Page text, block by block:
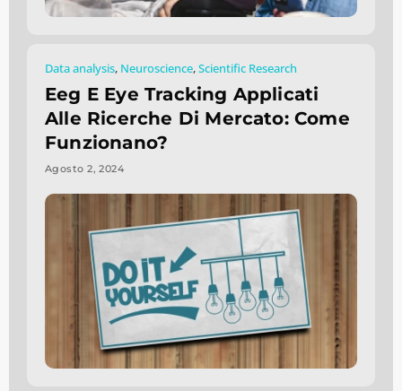
Data analysis, Neuroscience,Scientific Research
Eeg E Eye Tracking Applicati
Alle Ricerche Di Mercato: Come
Funzionano?
Agosto 2, 2024